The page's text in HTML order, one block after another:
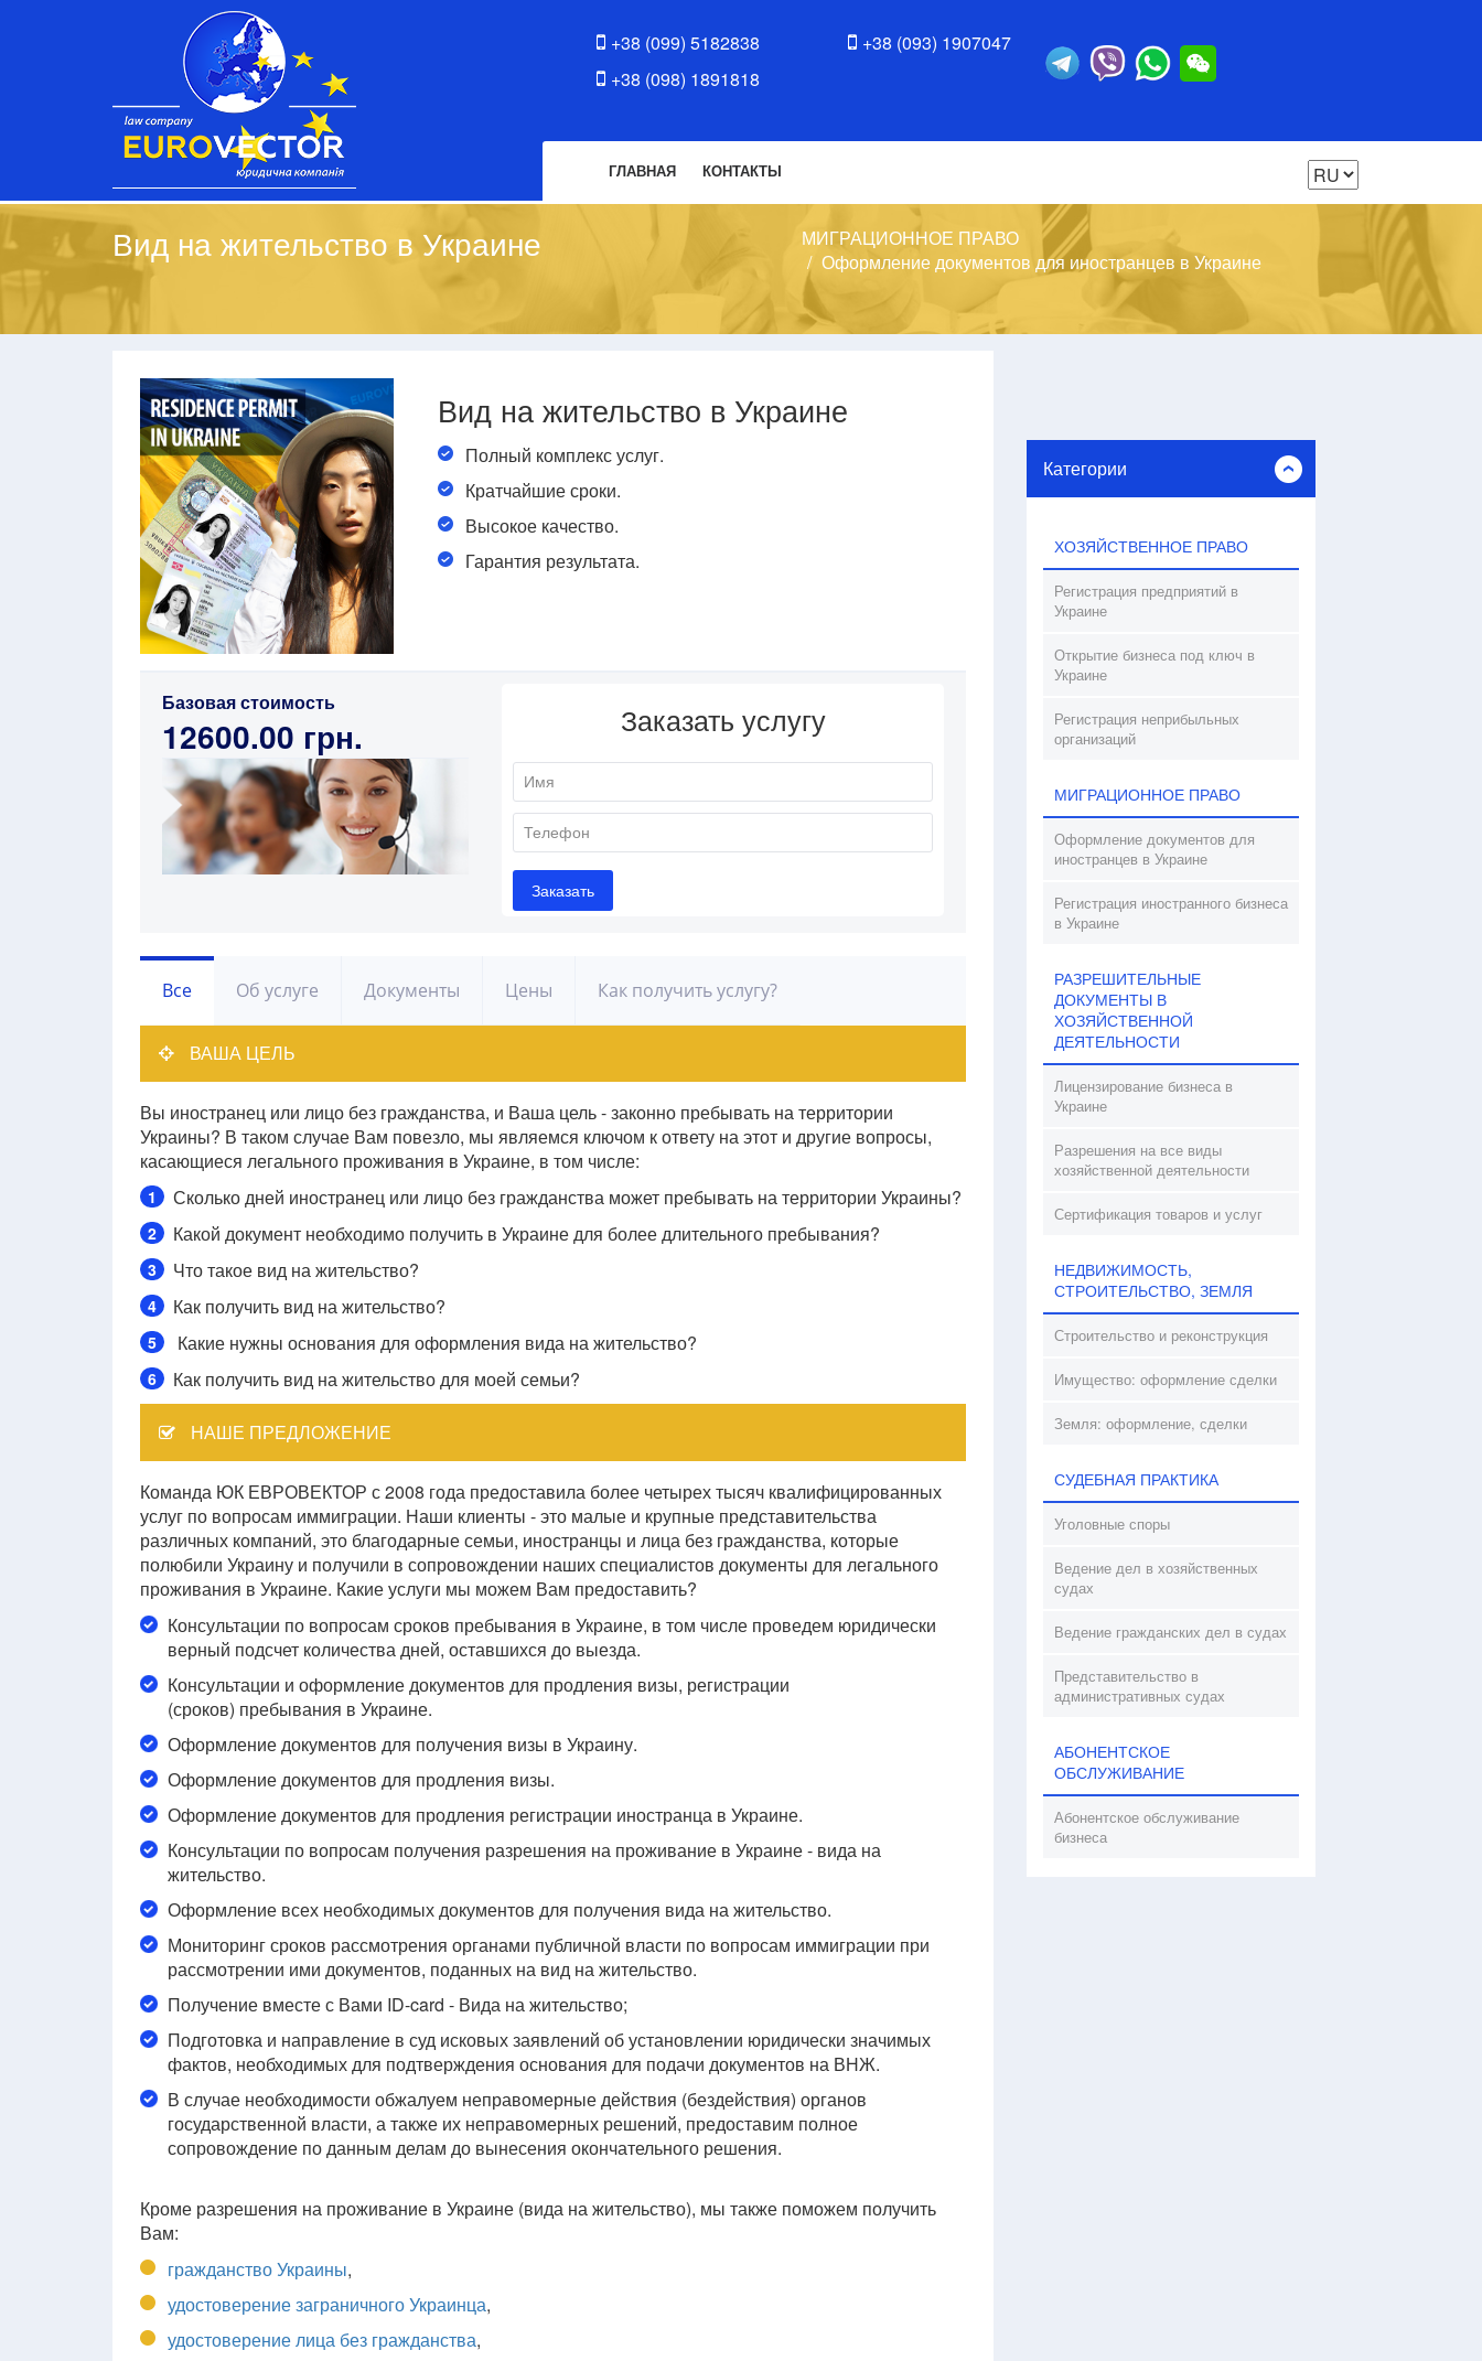
+38 (099) 5182838
+38 (098) 1891818
+38 (093) 1907047
ГЛАВНАЯ КОНТАКТЫ
Вид на жительство в Украине
МИГРАЦИОННОЕ ПРАВО
Оформление документов для иностранцев в Украине
Вид на жительство в Украине
Полный комплекс услуг.
Кратчайшие сроки.
Высокое качество.
Гарантия результата.
Базовая стоимость
12600.00 грн.
Все Об услуге Документы Цены Как получить услугу?
ВАША ЦЕЛЬ
Вы иностранец или лицо без гражданства, и Ваша цель - законно пребывать на территории
Украины? В таком случае Вам повезло, мы являемся ключом к ответу на этот и другие вопросы,
касающиеся легального проживания в Украине, в том числе:
1 Сколько дней иностранец или лицо без гражданства может пребывать на территории Украины?
2 Какой документ необходимо получить в Украине для более длительного пребывания?
3 Что такое вид на жительство?
4 Как получить вид на жительство?
5 Какие нужны основания для оформления вида на жительство?
6 Как получить вид на жительство для моей семьи?
НАШЕ ПРЕДЛОЖЕНИЕ
Команда ЮК ЕВРОВЕКТОР с 2008 года предоставила более четырех тысяч квалифицированных
услуг по вопросам иммиграции. Наши клиенты - это малые и крупные представительства
различных компаний, это благодарные семьи, иностранцы и лица без гражданства, которые
полюбили Украину и получили в сопровождении наших специалистов документы для легального
проживания в Украине. Какие услуги мы можем Вам предоставить?
Консультации по вопросам сроков пребывания в Украине, в том числе проведем юридически
верный подсчет количества дней, оставшихся до выезда.
Консультации и оформление документов для продления визы, регистрации
(сроков) пребывания в Украине.
Оформление документов для получения визы в Украину.
Оформление документов для продления визы.
Оформление документов для продления регистрации иностранца в Украине.
Консультации по вопросам получения разрешения на проживание в Украине - вида на
жительство.
Оформление всех необходимых документов для получения вида на жительство.
Мониторинг сроков рассмотрения органами публичной власти по вопросам иммиграции при
рассмотрении ими документов, поданных на вид на жительство.
Получение вместе с Вами ID-card - Вида на жительство;
Подготовка и направление в суд исковых заявлений об установлении юридически значимых
фактов, необходимых для подтверждения основания для подачи документов на ВНЖ.
В случае необходимости обжалуем неправомерные действия (бездействия) органов
государственной власти, а также их неправомерных решений, предоставим полное
сопровождение по данным делам до вынесения окончательного решения.
Кроме разрешения на проживание в Украине (вида на жительство), мы также поможем получить
Вам:
гражданство Украины,
удостоверение заграничного Украинца,
удостоверение лица без гражданства,
Категории
ХОЗЯЙСТВЕННОЕ ПРАВО
Регистрация предприятий в
Украине
Открытие бизнеса под ключ в
Украине
Регистрация неприбыльных
организаций
МИГРАЦИОННОЕ ПРАВО
Оформление документов для
иностранцев в Украине
Регистрация иностранного бизнеса
в Украине
РАЗРЕШИТЕЛЬНЫЕ
ДОКУМЕНТЫ В
ХОЗЯЙСТВЕННОЙ
ДЕЯТЕЛЬНОСТИ
Лицензирование бизнеса в
Украине
Разрешения на все виды
хозяйственной деятельности
Сертификация товаров и услуг
НЕДВИЖИМОСТЬ,
СТРОИТЕЛЬСТВО, ЗЕМЛЯ
Строительство и реконструкция
Имущество: оформление сделки
Земля: оформление, сделки
СУДЕБНАЯ ПРАКТИКА
Уголовные споры
Ведение дел в хозяйственных
судах
Ведение гражданских дел в судах
Представительство в
административных судах
АБОНЕНТСКОЕ
ОБСЛУЖИВАНИЕ
Абонентское обслуживание
бизнеса